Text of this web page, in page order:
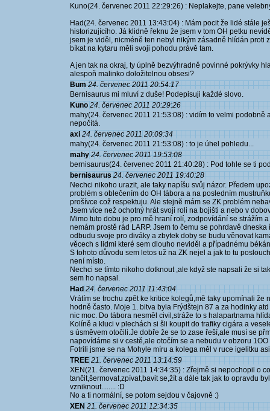
Kuno(24. červenec 2011 22:29:26) : Neplakejte, pane
Had(24. červenec 2011 13:43:04) : Mám pocit že lidé stále
historizujícího. Já klidně řeknu že jsem v tom OH petku
jsem je viděl, nicméně ten nebyl nikým zásadně hlídán proti
bíkat na kytaru měli svoji pohodu právě tam.
A jen tak na okraj, ty úplně bezvýhradně povinné pokrývky
alespoň malinko doložitelnou obsesi?
Bum 24. červenec 2011 20:54:17
Bernisaurus mi mluví z duše! Podepisuji každé slovo.
Kuno 24. červenec 2011 20:29:26
mahy(24. červenec 2011 21:53:08) : vidím to velmi
nepočítá.
axi 24. červenec 2011 20:09:34
mahy(24. červenec 2011 21:53:08) : to je úhel pohledu...
mahy 24. červenec 2011 19:53:08
bernisaurus(24. červenec 2011 21:40:28) : Pod tohle se ti
bernisaurus 24. červenec 2011 19:40:28
Nechci nikoho urazit, ale taky napíšu svůj názor. Předem
problém s oblečením do OH tábora a na posledním
prošívce což respektuju. Ale stejně mám se ZK problém
Jsem více než ochotný hrát svoji roli na bojišti a nebo v
Mimo tuto dobu je pro mě hraní rolí, zodpovídání se strážím
nemám prostě rád LARP. Jsem to čemu se pohrdavě
odbudu svoje pro diváky a zbytek doby se budu věnovat
věcech s lidmi které sem dlouho neviděl a případnému
S tohoto důvodu sem letos už na ZK nejel a jak to tu
není místo.
Nechci se tímto nikoho dotknout ,ale když ste napsali že si
sem ho napsal.
Had 24. červenec 2011 11:43:04
Vrátím se trochu zpět ke kritice kolegů,mě taky upomínali že
hodně často. Moje 1. bitva byla Frýdštejn 87 a za hodinky
nic moc. Do tábora nesměl civil,stráže to s halapartnama
Kolíně a kluci v plechách si šli koupit do trafiky cigára a
s úsměvem otočili.Je dobře že se to zase řeší,ale musí se
napovídáme si v cestě,ale otočím se a nebudu v obzoru
Fotrili jsme se na Mohyle míru a kolega měl v ruce igelitku
TREE 21. červenec 2011 13:14:59
XEN(21. červenec 2011 14:34:35) : Zřejmě si nepochopil o
tančit,šermovat,zpívat,bavit se,žít a dále tak jak to opravdu
vzniknout........ :D
No a ti normální, se potom sejdou v čajovně :)
XEN 21. červenec 2011 12:34:35